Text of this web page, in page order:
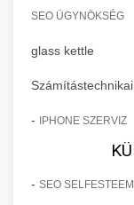
SEO ÜGYNÖKSÉG
glass kettle
- IPHONE SZERVIZ
- SEO